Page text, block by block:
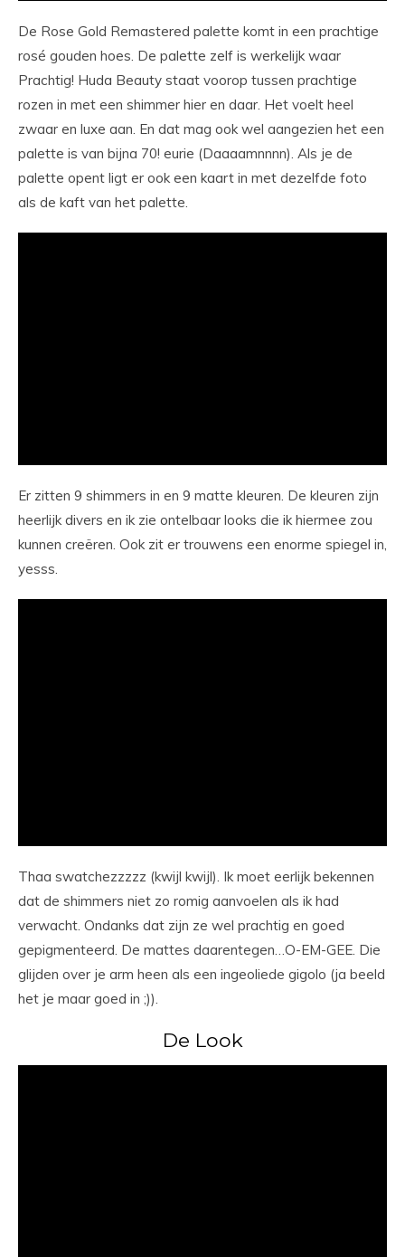
De Rose Gold Remastered palette komt in een prachtige
rosé gouden hoes. De palette zelf is werkelijk waar
Prachtig! Huda Beauty staat voorop tussen prachtige
rozen in met een shimmer hier en daar. Het voelt heel
zwaar en luxe aan. En dat mag ook wel aangezien het een
palette is van bijna 70! eurie (Daaaamnnnn). Als je de
palette opent ligt er ook een kaart in met dezelfde foto
als de kaft van het palette.
Er zitten 9 shimmers in en 9 matte kleuren. De kleuren zijn
heerlijk divers en ik zie ontelbaar looks die ik hiermee zou
kunnen creëren. Ook zit er trouwens een enorme spiegel in,
yesss.
Thaa swatchezzzzz (kwijl kwijl). Ik moet eerlijk bekennen
dat de shimmers niet zo romig aanvoelen als ik had
verwacht. Ondanks dat zijn ze wel prachtig en goed
gepigmenteerd. De mattes daarentegen…O-EM-GEE. Die
glijden over je arm heen als een ingeoliede gigolo (ja beeld
het je maar goed in ;)).
De Look